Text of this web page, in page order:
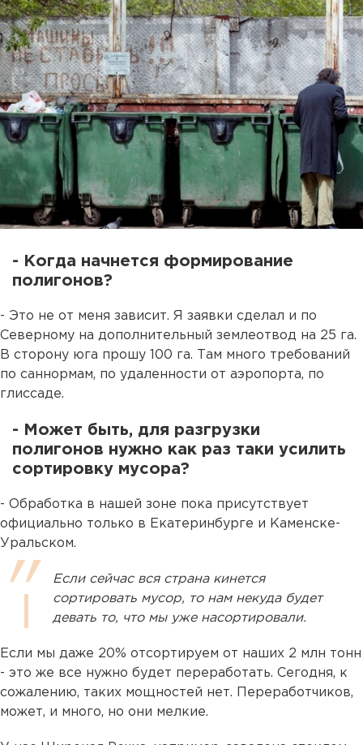
- Когда начнется формирование
полигонов?
- Это не от меня зависит. Я заявки сделал и по
Северному на дополнительный землеотвод на 25 га.
В сторону юга прошу 100 га. Там много требований
по саннормам, по удаленности от аэропорта, по
глиссаде.
- Может быть, для разгрузки
полигонов нужно как раз таки усилить
сортировку мусора?
- Обработка в нашей зоне пока присутствует
официально только в Екатеринбурге и Каменске-
Уральском.
Если сейчас вся страна кинется
сортировать мусор, то нам некуда будет
девать то, что мы уже насортировали.
Если мы даже 20% отсортируем от наших 2 млн тонн
- это же все нужно будет переработать. Сегодня, к
сожалению, таких мощностей нет. Переработчиков,
может, и много, но они мелкие.